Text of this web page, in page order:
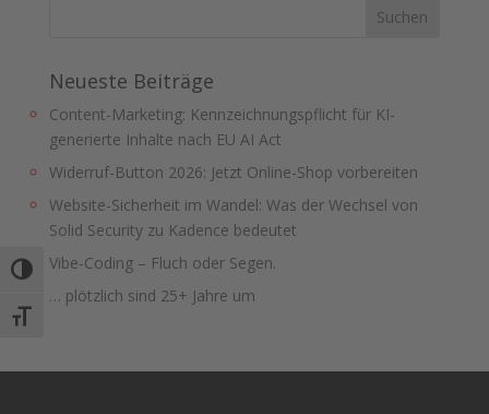
Umschalten auf hohe Kontraste
Schrift vergrößern
Neueste Beiträge
Content-Marketing: Kennzeichnungspflicht für KI-
generierte Inhalte nach EU AI Act
Widerruf-Button 2026: Jetzt Online-Shop vorbereiten
Website-Sicherheit im Wandel: Was der Wechsel von
Solid Security zu Kadence bedeutet
Vibe-Coding – Fluch oder Segen.
… plötzlich sind 25+ Jahre um